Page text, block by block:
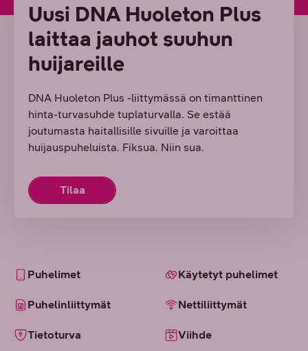
Uusi DNA Huoleton Plus
laittaa jauhot suuhun
huijareille
DNA Huoleton Plus -liittymässä on timanttinen
hinta-turvasuhde tuplaturvalla. Se estää
joutumasta haitallisille sivuille ja varoittaa
huijauspuheluista. Fiksua. Niin sua.
Tilaa
Puhelimet Käytetyt puhelimet
Puhelinliittymät Nettiliittymät
Tietoturva Viihde